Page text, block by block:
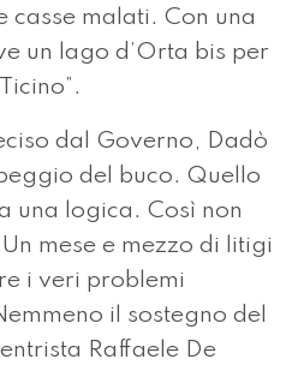
casse malati. Con una
un lago d’Orta bis per
dal Governo, Dadò
del buco. Quello
una logica. Così non
mese e mezzo di litigi
i veri problemi
il sostegno del
Raffaele De